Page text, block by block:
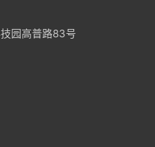
园高普路83号